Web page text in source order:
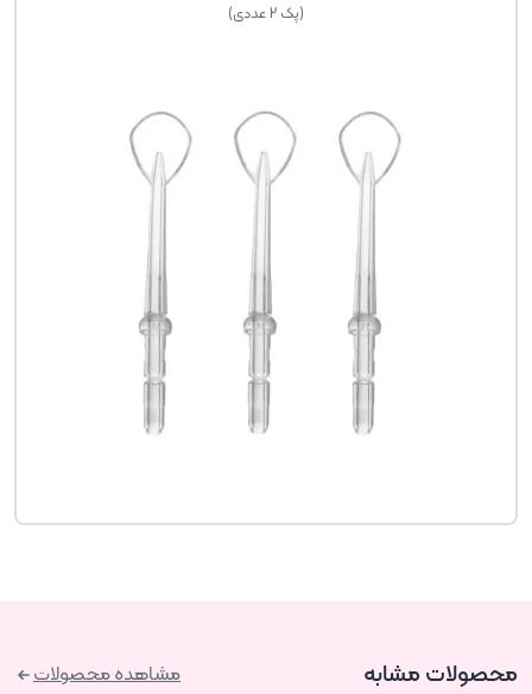
(پک 2 عددی)
محصولات مشابه مشاهده محصولات